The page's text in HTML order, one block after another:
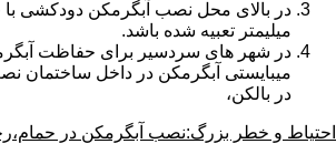
میلیمتر تعبیه شده باشد.
در شهر های سردسیر برای حفاظت
میبایستی آبگرمکن در داخل ساختمان
در بالکن،
احتیاط و خطر بزرگ:نصب آبگرمکن در